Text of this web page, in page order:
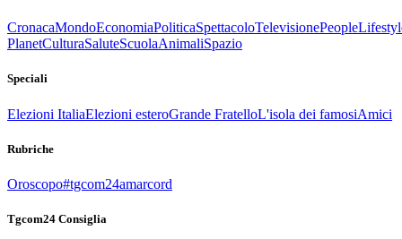
CronacaMondoEconomiaPoliticaSpettacoloTelevisionePeople
PlanetCulturaSaluteScuolaAnimaliSpazio
Speciali
Elezioni ItaliaElezioni esteroGrande FratelloL'isola dei famosiAmici
Rubriche
Oroscopo#tgcom24amarcord
Tgcom24 Consiglia